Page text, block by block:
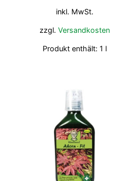
inkl. MwSt.
zzgl.Versandkosten
Produkt enthält: 1 l